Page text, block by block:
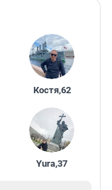
Костя,62
Yura,37